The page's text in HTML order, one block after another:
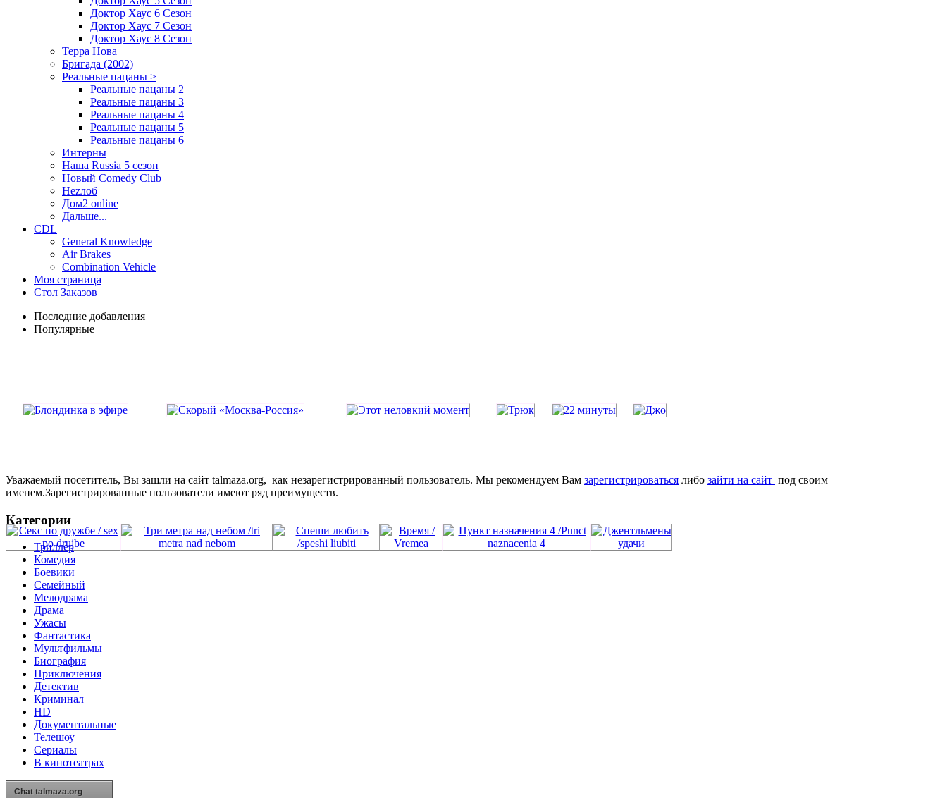
Доктор Хаус 6 Сезон
Доктор Хаус 7 Сезон
Доктор Хаус 8 Сезон
Терра Нова
Бригада (2002)
Реальные пацаны >
Реальные пацаны 2
Реальные пацаны 3
Реальные пацаны 4
Реальные пацаны 5
Реальные пацаны 6
Интерны
Наша Russia 5 сезон
Новый Comedy Club
Неzлоб
Дом2 online
Дальше...
CDL
General Knowledge
Air Brakes
Combination Vehicle
Моя страница
Стол Заказов
Последние добавления
Популярные
Уважаемый посетитель, Вы зашли на сайт talmaza.org, как незарегистрированный пользователь. Мы рекомендуем Вам зарегистрироваться либо зайти на сайт под своим
именем.Зарегистрированные пользователи имеют ряд преимуществ.
Категории
Триллер
Комедия
Боевики
Семейный
Мелодрама
Драма
Ужасы
Фантастика
Мультфильмы
Биография
Приключения
Детектив
Криминал
HD
Документальные
Телешоу
Сериалы
В кинотеатрах
Chat talmaza.org